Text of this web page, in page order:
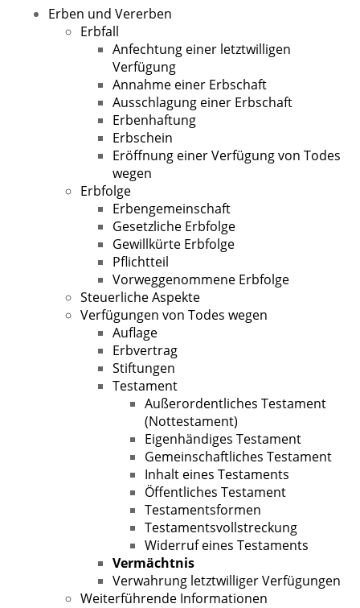
Erben und Vererben
Erbfall
Anfechtung einer letztwilligen
Verfügung
Annahme einer Erbschaft
Ausschlagung einer Erbschaft
Erbenhaftung
Erbschein
Eröffnung einer Verfügung von Todes
wegen
Erbfolge
Erbengemeinschaft
Gesetzliche Erbfolge
Gewillkürte Erbfolge
Pflichtteil
Vorweggenommene Erbfolge
Steuerliche Aspekte
Verfügungen von Todes wegen
Auflage
Erbvertrag
Stiftungen
Testament
Außerordentliches Testament
(Nottestament)
Eigenhändiges Testament
Gemeinschaftliches Testament
Inhalt eines Testaments
Öffentliches Testament
Testamentsformen
Testamentsvollstreckung
Widerruf eines Testaments
Vermächtnis
Verwahrung letztwilliger Verfügungen
Weiterführende Informationen